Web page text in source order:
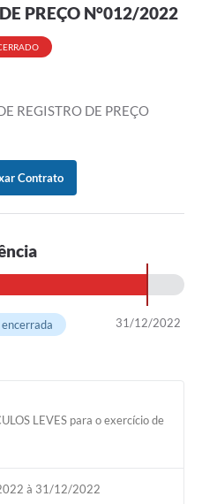
PREÇO N°012/2022
REGISTRO DE PREÇO
Contrato
31/12/2022
LEVES para o exercício de
à 31/12/2022